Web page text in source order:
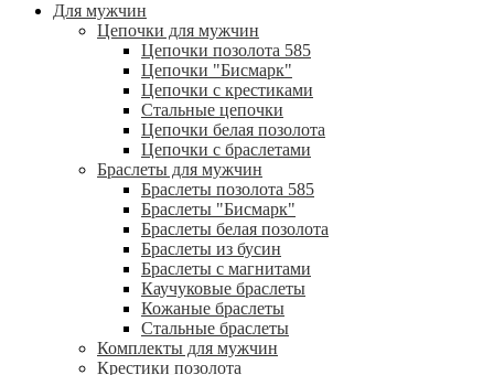
Для мужчин
Цепочки для мужчин
Цепочки позолота 585
Цепочки "Бисмарк"
Цепочки с крестиками
Стальные цепочки
Цепочки белая позолота
Цепочки с браслетами
Браслеты для мужчин
Браслеты позолота 585
Браслеты "Бисмарк"
Браслеты белая позолота
Браслеты из бусин
Браслеты с магнитами
Каучуковые браслеты
Кожаные браслеты
Стальные браслеты
Комплекты для мужчин
Крестики позолота